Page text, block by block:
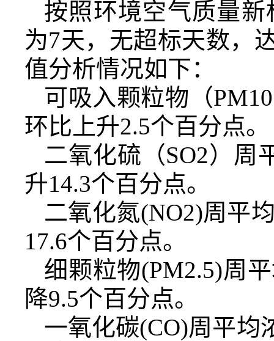
按照环境空气质量
为7天，无超标天数，
值分析情况如下：
可吸入颗粒物（
环比上升2.5个百分点。
二氧化硫（SO2）周
升14.3个百分点。
二氧化氮(NO2)周平
17.6个百分点。
细颗粒物(PM2.5)周
降9.5个百分点。
一氧化碳(CO)周平均